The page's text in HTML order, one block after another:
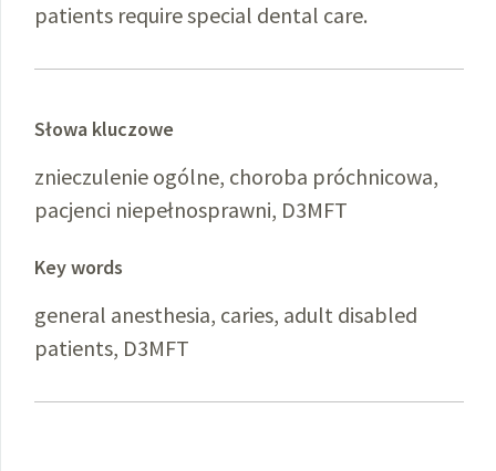
patients require special dental care.
Słowa kluczowe
znieczulenie ogólne, choroba próchnicowa,
pacjenci niepełnosprawni, D3MFT
Key words
general anesthesia, caries, adult disabled
patients, D3MFT